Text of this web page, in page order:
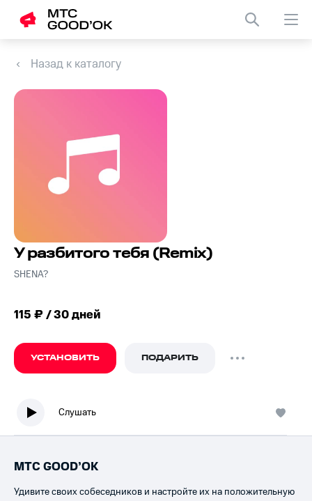
Назад к каталогу
У разбитого тебя (Remix)
SHENA?
115 ₽ / 30 дней
УСТАНОВИТЬ ПОДАРИТЬ
Слушать
МТС GOOD’OK
Удивите своих собеседников и настройте их на положительную